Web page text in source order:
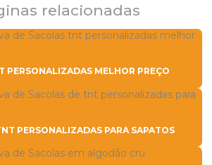
relacionadas
PERSONALIZADAS MELHOR PREÇO
PERSONALIZADAS PARA SAPATOS